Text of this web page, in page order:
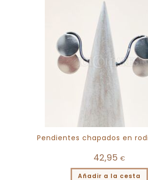
Pendientes chapados en
42,95 €
Añadir a la cesta